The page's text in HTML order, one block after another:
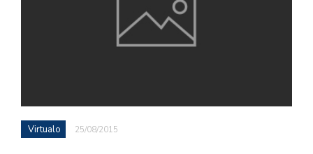
Virtualo 25/08/2015